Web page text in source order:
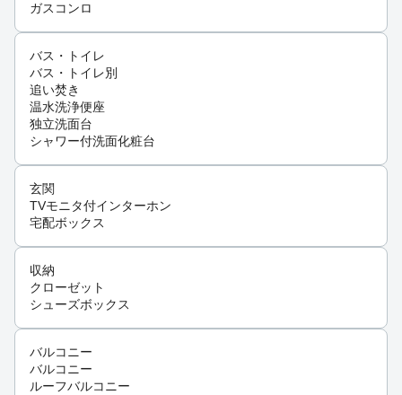
ガスコンロ
バス・トイレ
バス・トイレ別
追い焚き
温水洗浄便座
独立洗面台
シャワー付洗面化粧台
玄関
TVモニタ付インターホン
宅配ボックス
収納
クローゼット
シューズボックス
バルコニー
バルコニー
ルーフバルコニー